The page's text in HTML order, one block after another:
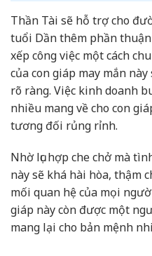
Thần Tài sẽ hỗ trợ cho
tuổi Dần thêm phần
xếp công việc một cách
của con giáp may mắn
rõ ràng. Việc kinh doanh
nhiều mang về cho con
tương đối rủng rỉnh.
Nhờ lục hợp che chở mà
này sẽ khá hài hòa, thậm
mối quan hệ của mọi
giáp này còn được một
mang lại cho bản mệnh